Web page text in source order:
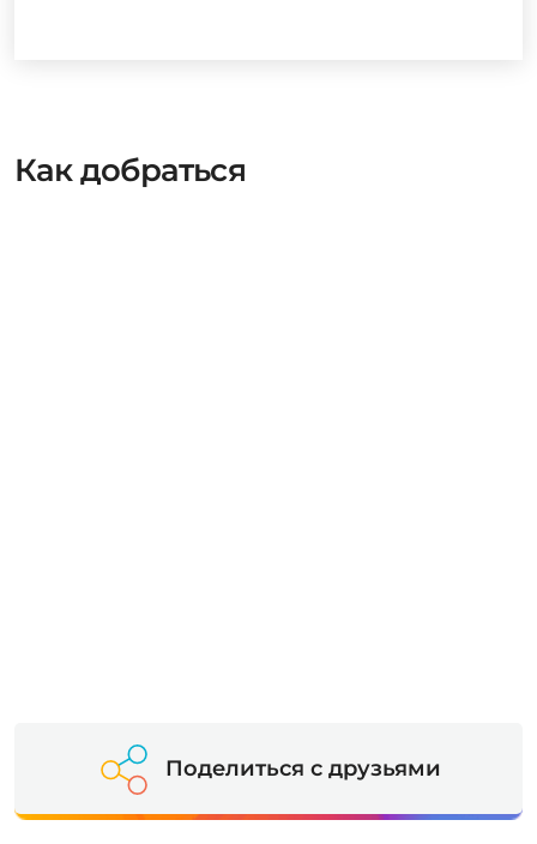
Как добраться
Поделиться с друзьями